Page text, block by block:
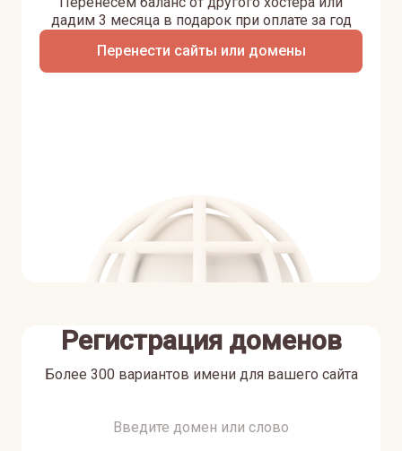
Перенести сайты или домены
дадим 3 месяца в подарок при оплате за год
Регистрация доменов
Более 300 вариантов имени для вашего сайта